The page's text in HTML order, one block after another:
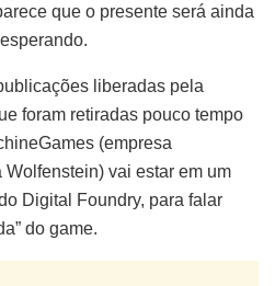
que o presente será ainda
liberadas pela
foram retiradas pouco tempo
(empresa
vai estar em um
Digital Foundry, para falar
do game.